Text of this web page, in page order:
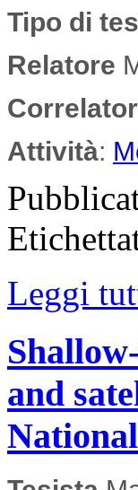
Tipo di
Relatore
Attività:
Leggi
and